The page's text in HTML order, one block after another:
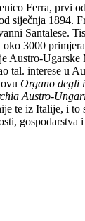
Ferra, prvi
siječnja 1894.
Santalese.
3000
Austro-
tal. interese u
Organo degli
Austro-
te iz Italije, i to
gospodarstva i